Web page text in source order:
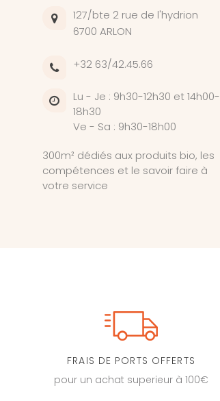
127/bte 2 rue de l'hydrion
6700 ARLON
+32 63/42.45.66
Lu - Je : 9h30-12h30 et 14h00-
18h30
Ve - Sa : 9h30-18h00
300m² dédiés aux produits bio, les
compétences et le savoir faire à
votre service
FRAIS DE PORTS OFFERTS
pour un achat superieur à 100€